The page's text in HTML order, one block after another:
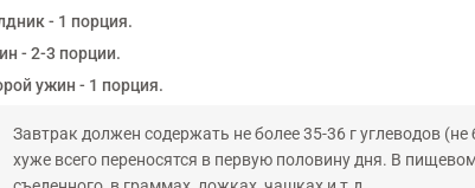
- 1 порция.
- 2-3 порции.
ужин - 1 порция.
Завтрак должен содержать не более 35-36 г углеводов
хуже всего переносятся в первую половину дня. В